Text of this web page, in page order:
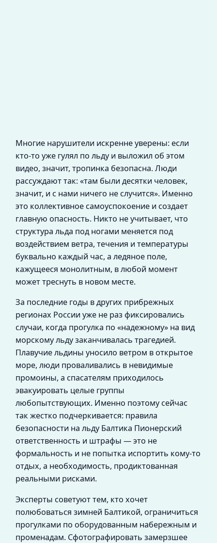
Многие нарушители искренне уверены: если
кто-то уже гулял по льду и выложил об этом
видео, значит, тропинка безопасна. Люди
рассуждают так: «там были десятки человек,
значит, и с нами ничего не случится». Именно
это коллективное самоуспокоение и создает
главную опасность. Никто не учитывает, что
структура льда под ногами меняется под
воздействием ветра, течения и температуры
буквально каждый час, а ледяное поле,
кажущееся монолитным, в любой момент
может треснуть в новом месте.
За последние годы в других прибрежных
регионах России уже не раз фиксировались
случаи, когда прогулка по «надежному» на вид
морскому льду заканчивалась трагедией.
Плавучие льдины уносило ветром в открытое
море, люди проваливались в невидимые
промоины, а спасателям приходилось
эвакуировать целые группы
любопытствующих. Именно поэтому сейчас
так жестко подчеркивается: правила
безопасности на льду Балтика Пионерский
ответственность и штрафы — это не
формальность и не попытка испортить кому-то
отдых, а необходимость, продиктованная
реальными рисками.
Эксперты советуют тем, кто хочет
полюбоваться зимней Балтикой, ограничиться
прогулками по оборудованным набережным и
променадам. Сфотографировать замерзшее